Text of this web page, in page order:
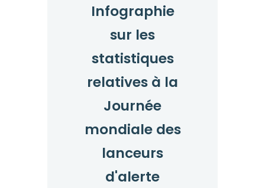
Infographie
sur les
statistiques
relatives à la
Journée
mondiale des
lanceurs
d'alerte